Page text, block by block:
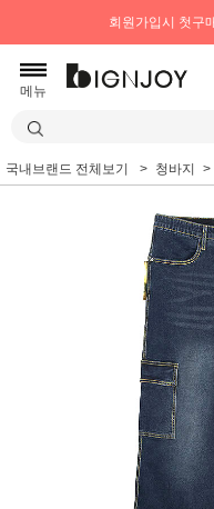
회원가입시 첫구
메뉴
국내브랜드 전체보기 청바지